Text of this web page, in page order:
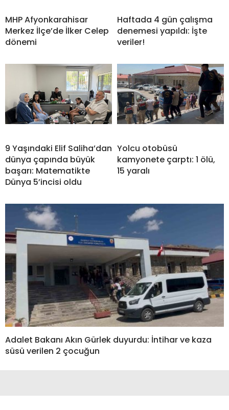
MHP Afyonkarahisar
Merkez İlçe’de İlker Celep
dönemi
Haftada 4 gün çalışma
denemesi yapıldı: İşte
veriler!
9 Yaşındaki Elif Saliha’dan
dünya çapında büyük
başarı: Matematikte
Dünya 5’incisi oldu
Yolcu otobüsü
kamyonete çarptı: 1 ölü,
15 yaralı
Adalet Bakanı Akın Gürlek duyurdu: İntihar ve kaza
süsü verilen 2 çocuğun